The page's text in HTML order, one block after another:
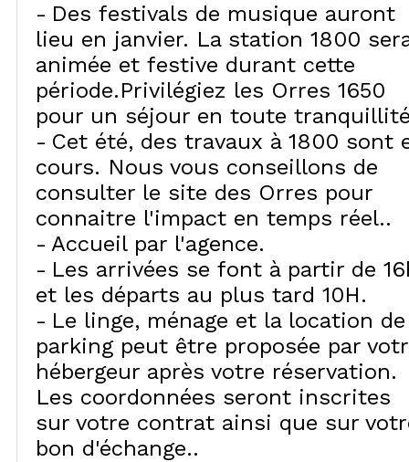
Des festivals de musique auront
lieu en janvier. La station 1800
animée et festive durant cette
période.Privilégiez les Orres 1650
pour un séjour en toute
Cet été, des travaux à 1800 sont
cours. Nous vous conseillons de
consulter le site des Orres pour
connaitre l'impact en temps réel.
Accueil par l'agence
Les arrivées se font à partir de
et les départs au plus tard 10H
Le linge, ménage et la location de
parking peut être proposée par
hébergeur après votre réservation.
Les coordonnées seront inscrites
sur votre contrat ainsi que sur
bon d'échange.